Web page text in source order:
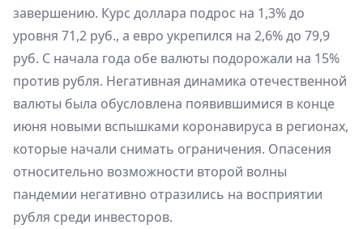
завершению. Курс доллара подрос на 1,3% до
уровня 71,2 руб., а евро укрепился на 2,6% до 79,9
руб. С начала года обе валюты подорожали на 15%
против рубля. Негативная динамика отечественной
валюты была обусловлена появившимися в конце
июня новыми вспышками коронавируса в регионах,
которые начали снимать ограничения. Опасения
относительно возможности второй волны
пандемии негативно отразились на восприятии
рубля среди инвесторов.